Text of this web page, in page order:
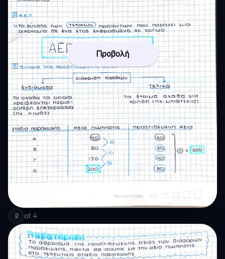
Προβολή
2 of 4